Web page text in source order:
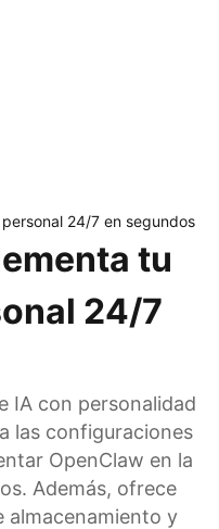
24/7 en segundos
tu
24/7
IA con personalidad
las configuraciones
OpenClaw en la
Además, ofrece
almacenamiento y